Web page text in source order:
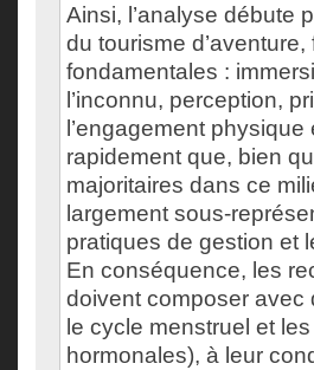
Ainsi, l’analyse débute
du tourisme
fondamentales :
l’inconnu, perception,
l’engagement
rapidement que, bien
majoritaires dans ce
largement sous-
pratiques de gestion et
En conséquence, les
doivent composer avec
le cycle menstruel et
hormonales), à leur